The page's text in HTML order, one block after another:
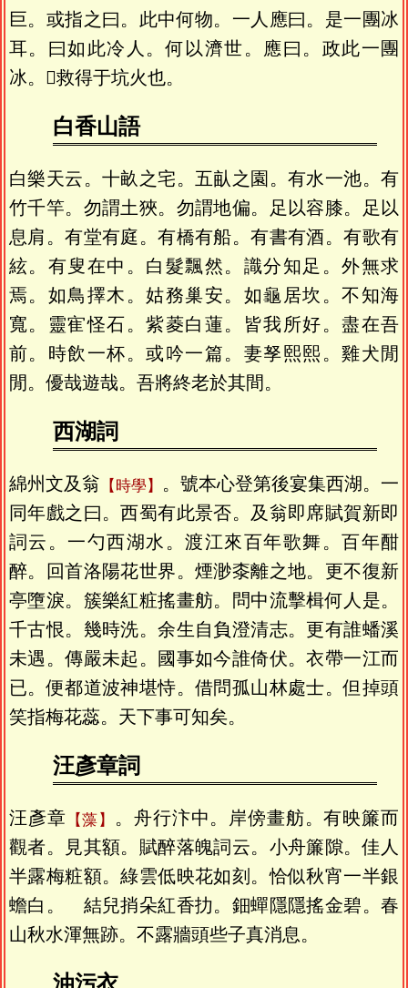
巨。或指之曰。此中何物。一人應曰。是一團冰
耳。曰如此冷人。何以濟世。應曰。政此一團
冰。𦆵救得于坑火也。
白香山語
白樂天云。十畝之宅。五畒之園。有水一池。有
竹千竿。勿謂土狹。勿謂地偏。足以容膝。足以
息肩。有堂有庭。有橋有船。有書有酒。有歌有
絃。有叟在中。白髮飄然。識分知足。外無求
焉。如鳥擇木。姑務巢安。如龜居坎。不知海
寬。靈寉怪石。紫菱白蓮。皆我所好。盡在吾
前。時飲一杯。或吟一篇。妻孥熙熙。雞犬閒
閒。優哉遊哉。吾將終老於其間。
西湖詞
綿州文及翁 時學
。號本心登第後宴集西湖。一
同年戲之曰。西蜀有此景否。及翁即席賦賀新即
詞云。一勺西湖水。渡江來百年歌舞。百年酣
醉。回首洛陽花世界。煙渺桼離之地。更不復新
亭墮淚。簇樂紅粧搖畫舫。問中流擊楫何人是。
千古恨。幾時洗。余生自負澄清志。更有誰蟠溪
未遇。傳嚴未起。國事如今誰倚伏。衣帶一江而
已。便都道波神堪恃。借問孤山林處士。但掉頭
笑指梅花蕊。天下事可知矣。
汪彥章詞
汪彥章 藻
。舟行汴中。岸傍畫舫。有映簾而
觀者。見其額。賦醉落魄詞云。小舟簾隙。佳人
半露梅粧額。綠雲低映花如刻。恰似秋宵一半銀
蟾白。 結兒捎朵紅香扐。鈿蟬隱隱搖金碧。春
山秋水渾無跡。不露牆頭些子真消息。